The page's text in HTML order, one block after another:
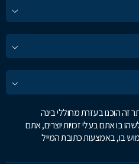
זה הוכנו בעזרת מחוללי בינה
בו אתם בעלי זכויות יוצרים, אתם
בו, באמצעות כתובת המייל